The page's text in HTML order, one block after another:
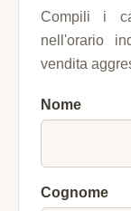
Compili i
nell'orario
vendita
Nome
Cognome